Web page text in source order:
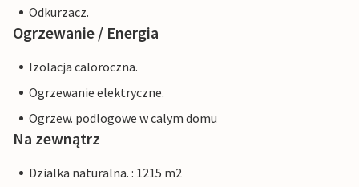
Odkurzacz.
Ogrzewanie / Energia
Izolacja caloroczna.
Ogrzewanie elektryczne.
Ogrzew. podlogowe w calym domu
Na zewnątrz
Dzialka naturalna. : 1215 m2